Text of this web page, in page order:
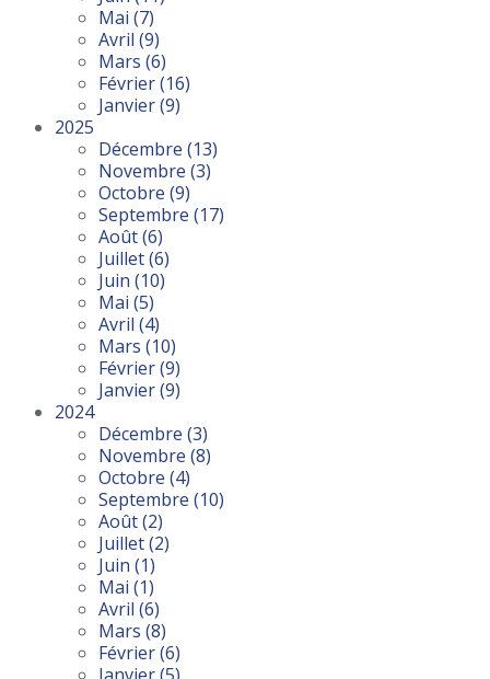
Mai (7)
Avril (9)
Mars (6)
Février(16)
Janvier(9)
2025
Décembre (13)
Novembre (3)
Octobre (9)
Septembre (17)
Août(6)
Juillet(6)
Juin (10)
Mai (5)
Avril (4)
Mars (10)
Février(9)
Janvier(9)
2024
Décembre (3)
Novembre (8)
Octobre (4)
Septembre (10)
Août(2)
Juillet(2)
Juin (1)
Mai (1)
Avril (6)
Mars (8)
Février(6)